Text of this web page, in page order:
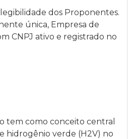
dos Proponentes.
única, Empresa de
CNPJ ativo e registrado no
tem como conceito central
hidrogênio verde (H2V) no